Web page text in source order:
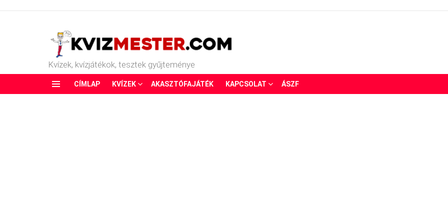
Kvízek, kvízjátékok, tesztek gyűjteménye
CÍMLAP KVÍZEK AKASZTÓFAJÁTÉK KAPCSOLAT ÁSZF